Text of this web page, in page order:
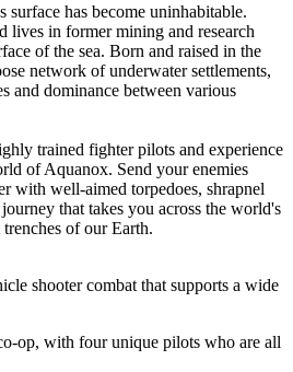
surface has become uninhabitable.
lives in former mining and research
of the sea. Born and raised in the
network of underwater settlements,
and dominance between various
trained fighter pilots and experience
of Aquanox. Send your enemies
with well-aimed torpedoes, shrapnel
that takes you across the world's
trenches of our Earth.
shooter combat that supports a wide
op, with four unique pilots who are all